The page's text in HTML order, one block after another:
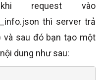
request vào
thì server trả
và sau đó bạn tạo một
dung như sau: